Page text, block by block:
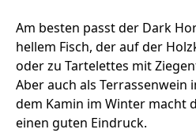
Am besten passt der Dark
hellem Fisch, der auf der
oder zu Tartelettes mit
Aber auch als Terrassenwein
dem Kamin im Winter macht
einen guten Eindruck.